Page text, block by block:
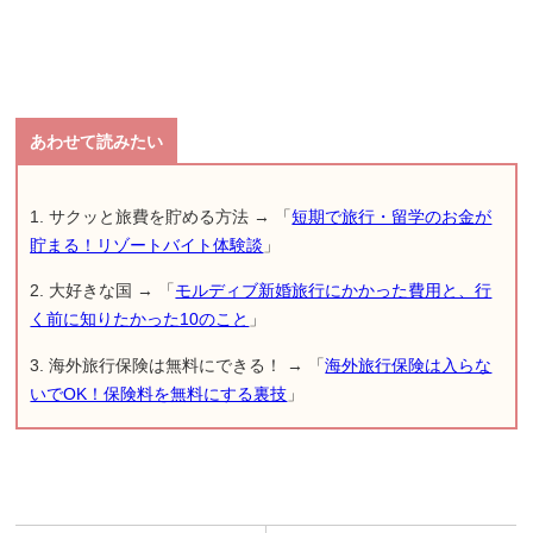
1. サクッと旅費を貯める方法 → 「短期で旅行・留学のお金が
貯まる！リゾートバイト体験談 」
2. 大好きな国 → 「モルディブ新婚旅行にかかった費用と、行
く前に知りたかった10のこと 」
3. 海外旅行保険は無料にできる！ → 「海外旅行保険は入らな
いでOK！保険料を無料にする裏技 」